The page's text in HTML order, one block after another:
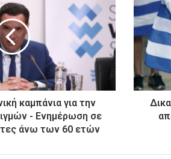
καμπάνια για την
- Ενημέρωση σε
άνω των 60 ετών